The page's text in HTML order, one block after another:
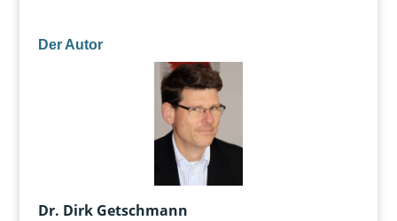
Der Autor
Dr. Dirk Getschmann